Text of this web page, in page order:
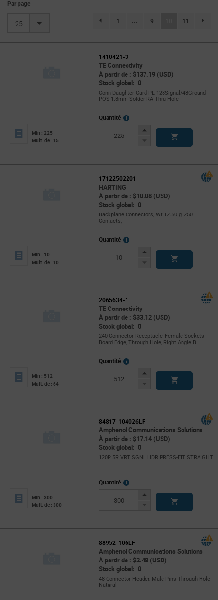
Par page
25 page.selection.pagination.previouspage
1 ... 9 (current)
11
1410421-3
TE Connectivity
À partir de : $137.19 (USD)
Stock global: 0
Conn Daughter Card PL 128Signal/48Ground
POS 1.8mm Solder RA Thru-Hole
Min : 225
Mult. de : 15
Quantité
More
Increase
Decrease
17122502201
HARTING
À partir de : $10.08 (USD)
Stock global: 0
Backplane Connectors, Wt 12.50 g, 250
Contacts,
Min : 10
Mult. de : 10
Quantité
More
Increase
Decrease
2065634-1
TE Connectivity
À partir de : $33.12 (USD)
Stock global: 0
240 Connector Receptacle, Female Sockets
Board Edge, Through Hole, Right Angle B
Min : 512
Mult. de : 64
Quantité
More
Increase
Decrease
84817-104026LF
Amphenol Communications Solutions
À partir de : $17.14 (USD)
Stock global: 0
120P 5R VRT SGNL HDR PRESS-FIT STRAIGHT
Min : 300
Mult. de : 300
Quantité
More
Increase
Decrease
88952-106LF
Amphenol Communications Solutions
À partir de : $2.48 (USD)
Stock global: 0
48 Connector Header, Male Pins Through Hole
Natural